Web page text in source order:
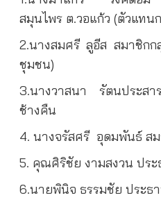
สมุนไพร ต.วอแก้ว (ตัวแทน
2.นางสมศรี ลูอีส สมาชิก
ชุมชน)
3.นางวาสนา รัตนประส
ช้างคืน
4. นางจรัสศรี อุดมพันธ์ ส
5. คุณศิริชัย งามสงวน ประ
6.นายพินิจ ธรรมชัย ประ